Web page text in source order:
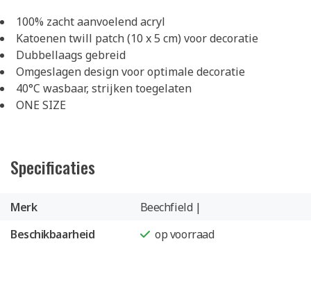
100% zacht aanvoelend acryl
Katoenen twill patch (10 x 5 cm) voor decoratie
Dubbellaags gebreid
Omgeslagen design voor optimale decoratie
40°C wasbaar, strijken toegelaten
ONE SIZE
Specificaties
Merk
Beechfield |
Beschikbaarheid
op voorraad